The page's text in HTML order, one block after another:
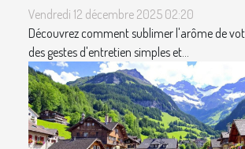
Vendredi 12 décembre 2025 02:20
Découvrez comment sublimer l'arôme de
des gestes d'entretien simples et...